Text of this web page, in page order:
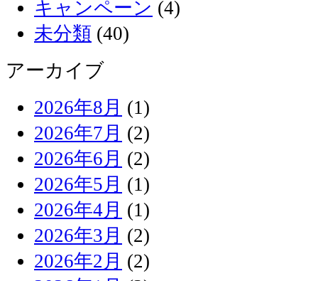
キャンペーン (4)
未分類 (40)
アーカイブ
2026年8月 (1)
2026年7月 (2)
2026年6月 (2)
2026年5月 (1)
2026年4月 (1)
2026年3月 (2)
2026年2月 (2)